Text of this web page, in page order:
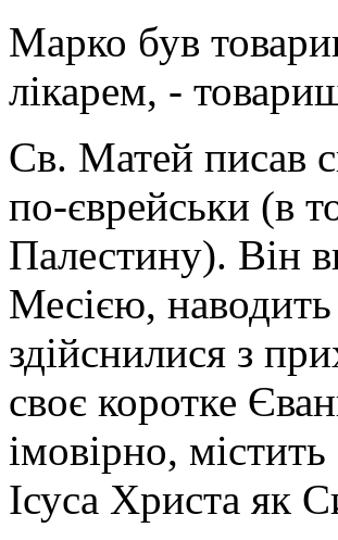
Марко був
лікарем, -
Св. Матей писав
по-єврейськи (в
Палестину). Він
Месією, наводить
здійснилися з
своє коротке
імовірно,
Ісуса Христа як